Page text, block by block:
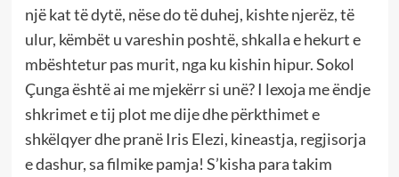
një kat të dytë, nëse do të duhej, kishte njerëz, të
ulur, këmbët u vareshin poshtë, shkalla e hekurt e
mbështetur pas murit, nga ku kishin hipur. Sokol
Çunga është ai me mjekërr si unë? I lexoja me ëndje
shkrimet e tij plot me dije dhe përkthimet e
shkëlqyer dhe pranë Iris Elezi, kineastja, regjisorja
e dashur, sa filmike pamja! S’kisha para takim